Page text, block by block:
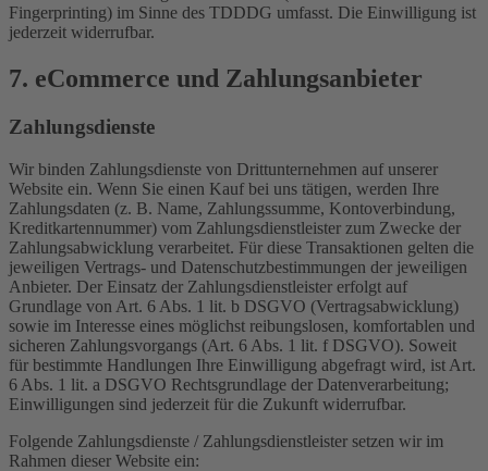
Fingerprinting) im Sinne des TDDDG umfasst. Die Einwilligung ist
jederzeit widerrufbar.
7. eCommerce und Zahlungs­anbieter
Zahlungsdienste
Wir binden Zahlungsdienste von Drittunternehmen auf unserer
Website ein. Wenn Sie einen Kauf bei uns tätigen, werden Ihre
Zahlungsdaten (z. B. Name, Zahlungssumme, Kontoverbindung,
Kreditkartennummer) vom Zahlungsdienstleister zum Zwecke der
Zahlungsabwicklung verarbeitet. Für diese Transaktionen gelten die
jeweiligen Vertrags- und Datenschutzbestimmungen der jeweiligen
Anbieter. Der Einsatz der Zahlungsdienstleister erfolgt auf
Grundlage von Art. 6 Abs. 1 lit. b DSGVO (Vertragsabwicklung)
sowie im Interesse eines möglichst reibungslosen, komfortablen und
sicheren Zahlungsvorgangs (Art. 6 Abs. 1 lit. f DSGVO). Soweit
für bestimmte Handlungen Ihre Einwilligung abgefragt wird, ist Art.
6 Abs. 1 lit. a DSGVO Rechtsgrundlage der Datenverarbeitung;
Einwilligungen sind jederzeit für die Zukunft widerrufbar.
Folgende Zahlungsdienste / Zahlungsdienstleister setzen wir im
Rahmen dieser Website ein: